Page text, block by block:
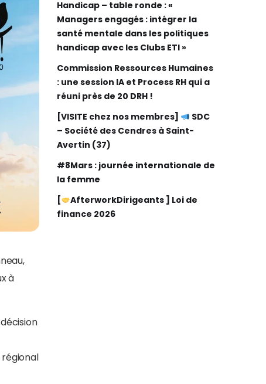
à
Handicap – table ronde : «
Managers engagés : intégrer la
santé mentale dans les politiques
handicap avec les Clubs ETI »
Commission Ressources Humaines
: une session IA et Process RH qui a
réuni près de 20 DRH !
[VISITE chez nos membres]
SDC
– Société des Cendres à Saint-
Avertin (37)
#8Mars : journée internationale de
la femme
[
AfterworkDirigeants ] Loi de
finance 2026